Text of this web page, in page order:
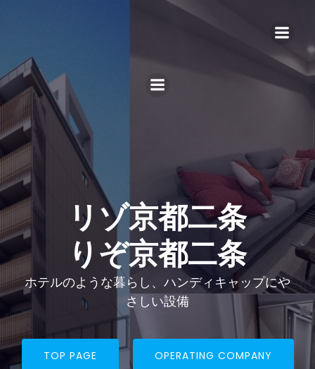
リゾ京都二条
りぞ京都二条
ホテルのような暮らし、ハンディキャップにや
さしい設備
TOP PAGE OPERATING COMPANY